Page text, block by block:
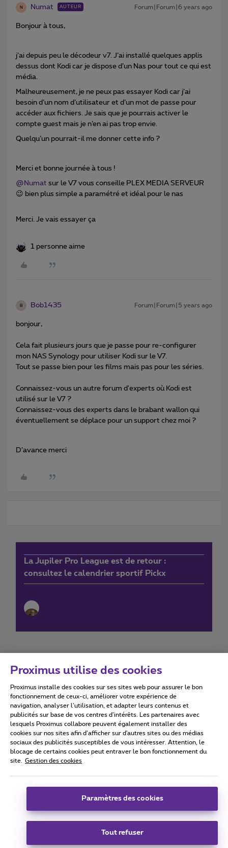
N Numat AUTEUR Forum|Forum|6 years ago
Bonjour à tous,
j’ai depuis peu le décodeur v7. J’ai installé quelques applis
dessus dont Kodi car je dispose d’un Nas pour tout ce qui est
média.
Malheureusement, je ne peux pas essayer Kodi car j’ai
besoin d’un nom d’utilisateur et d’un mot de passe pour
accéder aux fichiers. Je sais que je pourrais activer le
compte guest mais je n’en ai pas trop envie.
Quelqu’un pourrait-il me donner cette info ?
Merci et bonne journée à tous !
@Numat sur le V7 vous conseille PLEX MEDIA SERVEUR
😉 bien plus simple a paramétré et idéal pour le nas
Merci. Je vais essayer ça
1 personne aime
B Bob1435 Forum|Forum|5 years ago
bonjour,
Cela fait plusieurs jours que je passe pour re-configurer
mon NAS Synology pour utiliser Kodi sur le V7.
Tout se passe bien pour les films mais pas pour les séries.
Connaissez-vous un autre forum d'experts où Kodi est
utilisé sur le V7 ?
Connaissez-vous des experts dans le brabant wallon qui
éventuellement se déplace pour un support chez moi ?
D’avance merci
La Jupiler Pro League est de retour :
consultez le calendrier sportif Pickx
Conditions d'utilisation Accessibility statement
Tous droits réservés. © 2026 Proximus
Conditions générales, info consommateur
Coordonnées de l’entreprise
Boulevard du Roi Albert II 27 - B-1030 Bruxelles.
Proximus utilise des cookies
Proximus installe des cookies sur ses sites web pour assurer le bon
fonctionnement de ceux-ci, améliorer votre expérience de
navigation, analyser l’utilisation, et adapter leurs contenus et
publicités sur base de vos centres d’intérêts. Les partenaires avec
lesquels Proximus collabore peuvent également installer des
cookies sur nos sites afin d’afficher sur d'autres sites ou des médias
sociaux des publicités susceptibles de vous intéresser. Attention, le
blocage de certains cookies peut entraver le bon fonctionnement du
site.
Gestion des cookies
Paramètres des cookies
Tout refuser